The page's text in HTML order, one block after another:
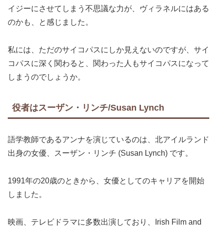
イジーにさせてしまう不思議な力が、ヴィラネルにはある
のかも、と感じました。
私には、ただのサイコパスにしか見えないのですが、サイ
コパスに深く関わると、関わった人もサイコパスになって
しまうのでしょうか。
役者はスーザン・リンチ/Susan Lynch
語学教師であるアンナを演じているのは、北アイルランド
出身の女優、スーザン・リンチ (Susan Lynch) です。
1991年の20歳のときから、女優としてのキャリアを開始
しました。
映画、テレビドラマに多数出演しており、Irish Film and